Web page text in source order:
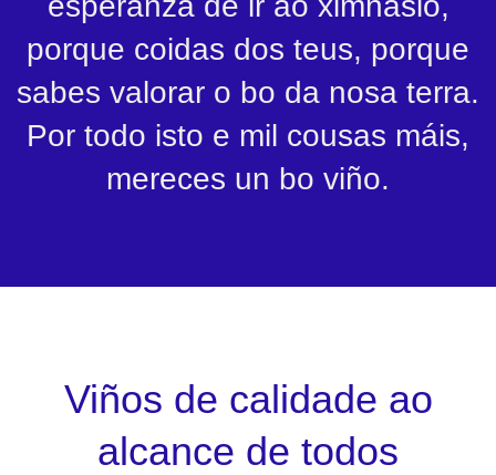
porque coidas dos teus, porque
sabes valorar o bo da nosa terra.
Por todo isto e mil cousas máis,
mereces un bo viño.
Viños de calidade ao
alcance de todos